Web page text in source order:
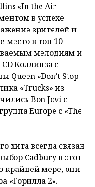
«In the Air
в успехе
зрителей и
место в топ 10
мелодиям и
Коллинза с
«Don’t Stop
«Trucks» из
Bon Jovi с
Europe с «The
хита всегда связан
Cadbury в этот
крайней мере, они
«Горилла 2».